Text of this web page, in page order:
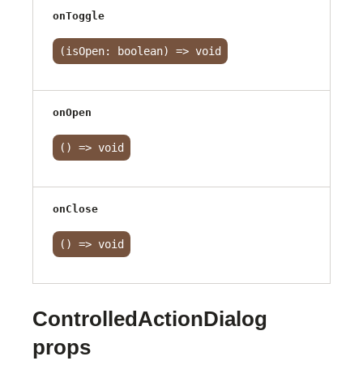
onToggle
(isOpen: boolean) => void
onOpen
() => void
onClose
() => void
ControlledActionDialog
props